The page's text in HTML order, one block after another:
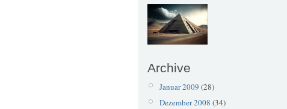
Archive
Januar 2009 (28)
Dezember 2008 (34)